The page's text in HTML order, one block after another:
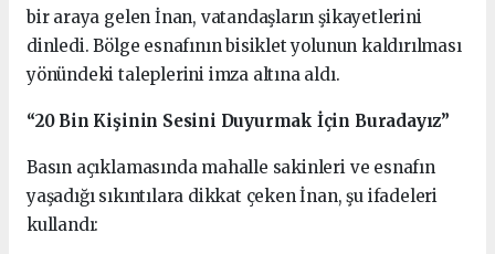
bir araya gelen İnan, vatandaşların şikayetlerini
dinledi. Bölge esnafının bisiklet yolunun kaldırılması
yönündeki taleplerini imza altına aldı.
“20 Bin Kişinin Sesini Duyurmak İçin Buradayız”
Basın açıklamasında mahalle sakinleri ve esnafın
yaşadığı sıkıntılara dikkat çeken İnan, şu ifadeleri
kullandı: